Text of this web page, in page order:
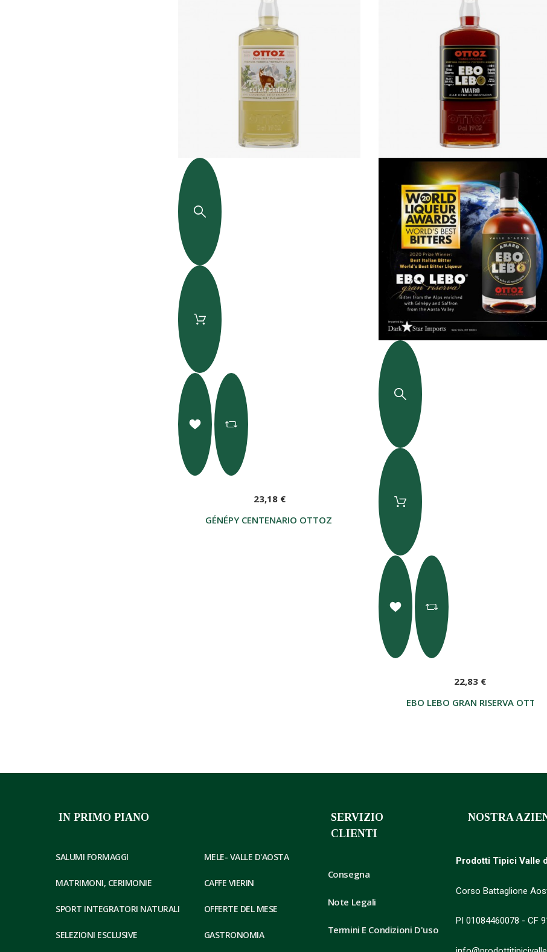
GÉNÉPY CENTENARIO OTTOZ 70CL
23,18 €
EBO LEBO GRAN RISERVA OTTOZ
22,83 €
IN PRIMO PIANO
SALUMI FORMAGGI
MATRIMONI, CERIMONIE
SPORT INTEGRATORI NATURALI
SELEZIONI ESCLUSIVE
MELE- VALLE D'AOSTA
CAFFE VIERIN
OFFERTE DEL MESE
GASTRONOMIA
SERVIZIO
CLIENTI
Consegna
Note Legali
Termini E Condizioni D'uso
NOSTRA
Prodotti Tipici Valle
Corso Battaglione
PI 01084460078 - CF